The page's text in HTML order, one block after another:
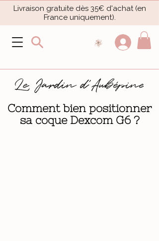
Livraison gratuite dès 35€ d'achat (en
France uniquement).​
Comment bien positionner
sa coque Dexcom G6 ?